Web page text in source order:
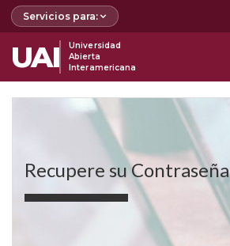
Servicios para:
UAI
Universidad
Abierta
Interamericana
Recupere su Contraseña